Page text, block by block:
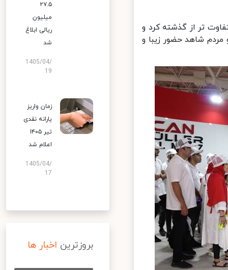
تر از گذشته کرد و
شاهد حضور زیبا و
۲۷.۵
میلیون
ریالی ابلاغ
شد
1405/04/
19
زمان واریز
یارانه نقدی
تیر ۱۴۰۵
اعلام شد
1405/04/
17
بروزترین اخبار ها